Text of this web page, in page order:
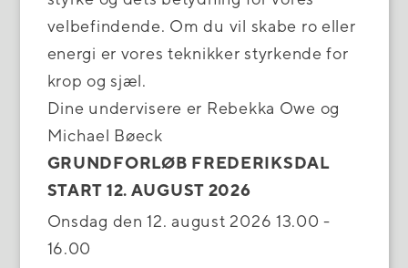
velbefindende. Om du vil skabe ro eller
energi er vores teknikker styrkende for
krop og sjæl.
Dine undervisere er Rebekka Owe og
Michael Bøeck
GRUNDFORLØB FREDERIKSDAL
START 12. AUGUST 2026
Onsdag den 12. august 2026 13.00 -
16.00